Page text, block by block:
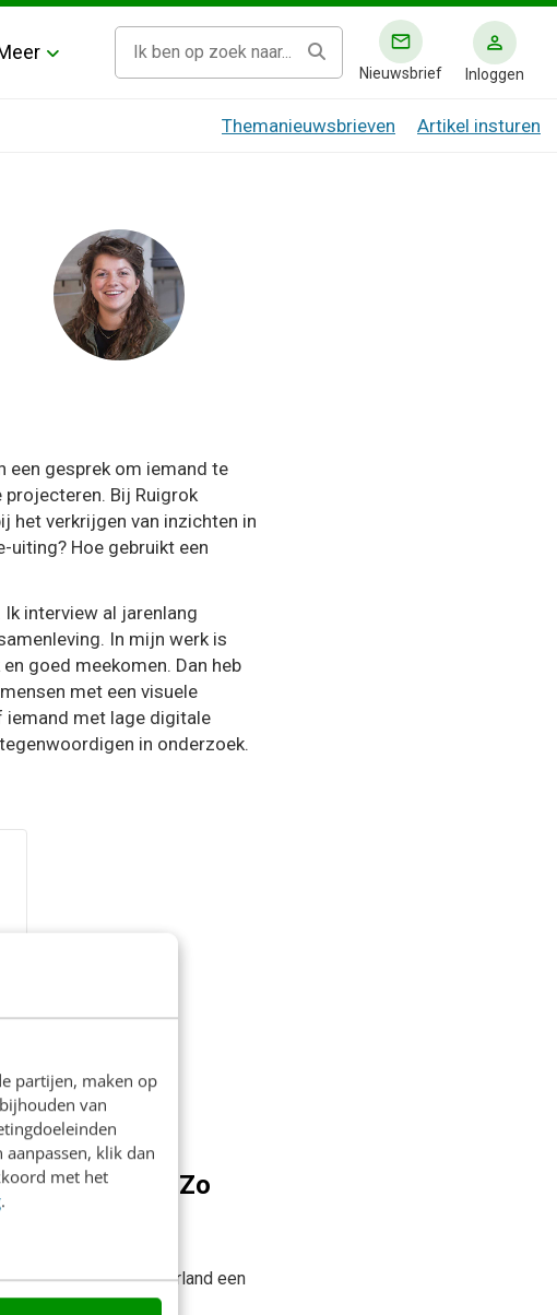
partijen, maken op
van
klik dan
met het
.
Nieuwsbrief Inloggen
Themanieuwsbrieven Artikel insturen
een gesprek om iemand te
Bij Ruigrok
het verkrijgen van inzichten in
Hoe gebruikt een
interview al jarenlang
In mijn werk is
goed meekomen. Dan heb
met een visuele
iemand met lage digitale
in onderzoek.
maken? Zo
En dat zijn er in Nederland een